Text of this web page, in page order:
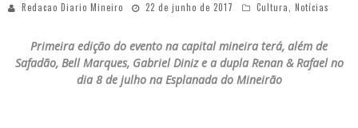
Redacao Diario Mineiro 22 de junho de 2017 Cultura Notícias
Primeira edição do evento na capital mineira terá, além de
Safadão, Bell Marques, Gabriel Diniz e a dupla Renan & Rafael no
dia 8 de julho na Esplanada do Mineirão